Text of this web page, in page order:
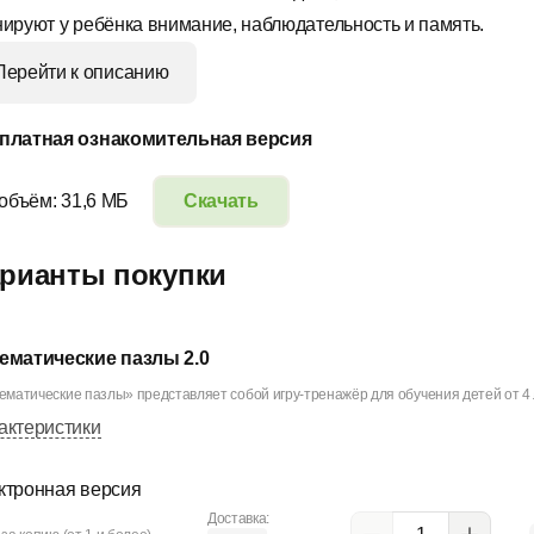
у ребёнка внимание, наблюдательность и память.
к описанию
ознакомительная версия
Скачать
31,6 МБ
покупки
пазлы 2.0
пазлы» представляет собой игру-тренажёр для обучения детей от 4
версия
Доставка: